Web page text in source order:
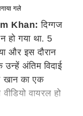
गले
Khan:दिग्गज
हो गया था. 5
और इस दौरान
अंतिम विदाई
खान का एक
वायरल हो